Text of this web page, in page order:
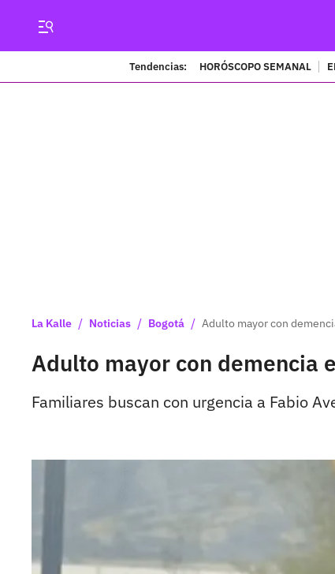
Tendencias: HORÓSCOPO SEMANAL
La Kalle / Noticias / Bogotá / Adulto mayor con
Adulto mayor con demencia
Familiares buscan con urgencia a Fabio